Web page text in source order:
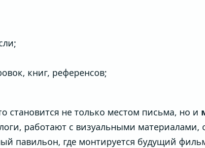
книг, референсов;
становится не только местом письма, но и
работают с визуальными материалами,
павильон, где монтируется будущий